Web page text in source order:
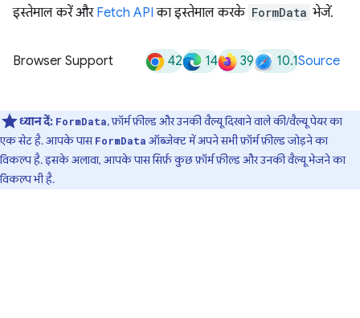
इस्तेमाल करें और Fetch API का इस्तेमाल करके FormData भेजें.
Browser Support 42 14 39 10.1Source
ध्यान दें: FormData, फ़ॉर्म फ़ील्ड और उनकी वैल्यू दिखाने वाले की/वैल्यू पेयर का
एक सेट है. आपके पासFormData ऑब्जेक्ट में अपने सभी फ़ॉर्म फ़ील्ड जोड़ने का
विकल्प है. इसके अलावा, आपके पास सिर्फ़ कुछ फ़ॉर्म फ़ील्ड और उनकी वैल्यू भेजने का
विकल्प भी है.